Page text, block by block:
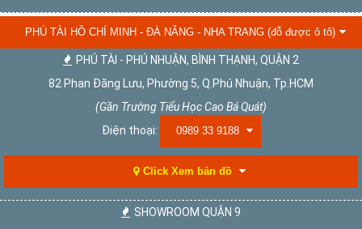
PHÚ TÀI HỒ CHÍ MINH - ĐÀ NẴNG - NHA TRANG (đỗ được ô tô)
PHÚ TÀI - PHÚ NHUẬN, BÌNH THẠNH, QUẬN 2
82 Phan Đăng Lưu, Phường 5, Q.Phú Nhuận, Tp.HCM
(Gần Trường Tiểu Học Cao Bá Quát)
Điện thoại:
0989 33 9188
Click Xem bản đồ
SHOWROOM QUẬN 9